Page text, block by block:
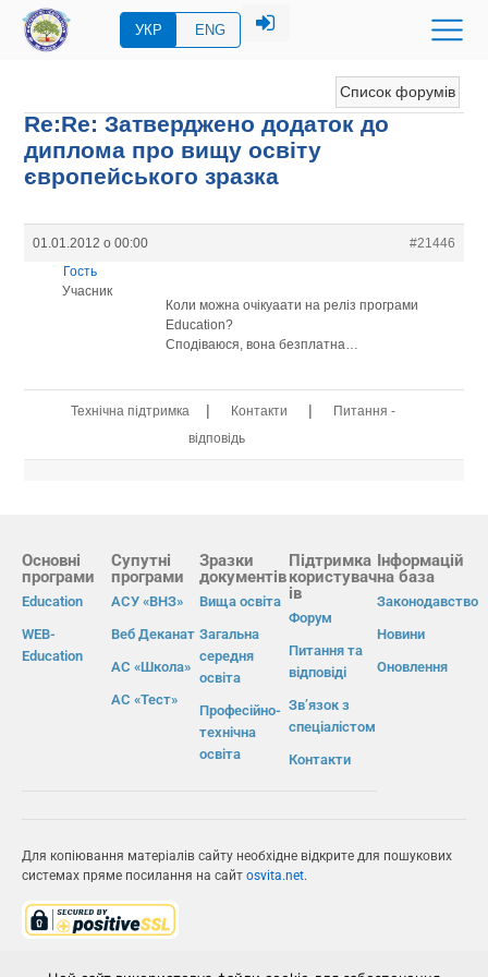
УКР ENG
Список форумів
Re:Re: Затверджено додаток до
диплома про вищу освіту
європейського зразка
01.01.2012 о 00:00
#21446
Гость
Учасник
Коли можна очікуаати на реліз програми
Education?
Сподіваюся, вона безплатна…
Технічна підтримка | Контакти |
Питання -
відповідь
Основні
програми
Education
WEB-
Education
Супутні
програми
АСУ «ВНЗ»
Веб Деканат
АС «Школа»
АС «Тест»
Зразки
документів
Вища освіта
Загальна
середня
освіта
Професійно-
технічна
освіта
Підтримка
користувач
ів
Форум
Питання та
відповіді
Зв’язок з
спеціалістом
Контакти
Інформацій
на база
Законодавство
Новини
Оновлення
Для копіювання матеріалів сайту необхідне відкрите для пошукових
системах пряме посилання на сайт osvita.net.